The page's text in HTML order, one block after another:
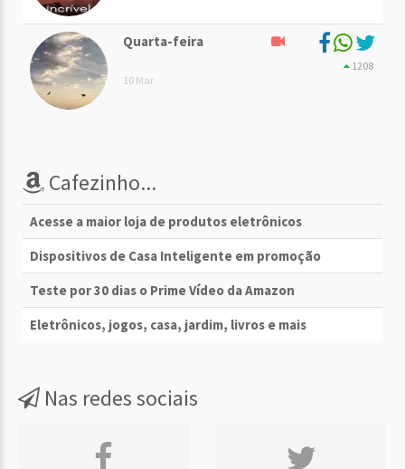
Quarta-feira
10 Mar
1208
Cafezinho...
Acesse a maior loja de produtos eletrônicos
Dispositivos de Casa Inteligente em promoção
Teste por 30 dias o Prime Vídeo da Amazon
Eletrônicos, jogos, casa, jardim, livros e mais
Nas redes sociais